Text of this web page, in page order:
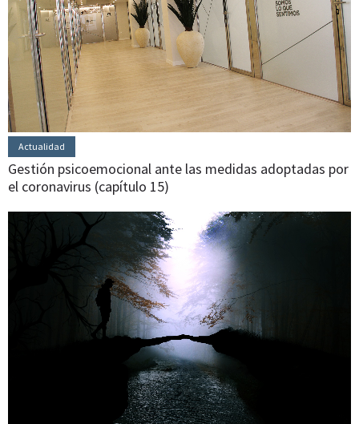
Actualidad
Gestión psicoemocional ante las medidas adoptadas por
el coronavirus (capítulo 15)